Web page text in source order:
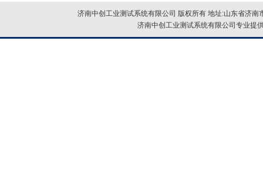
济南中创工业测试系统有限公司 版权所有 地址:山东省济
济南中创工业测试系统有限公司专业提